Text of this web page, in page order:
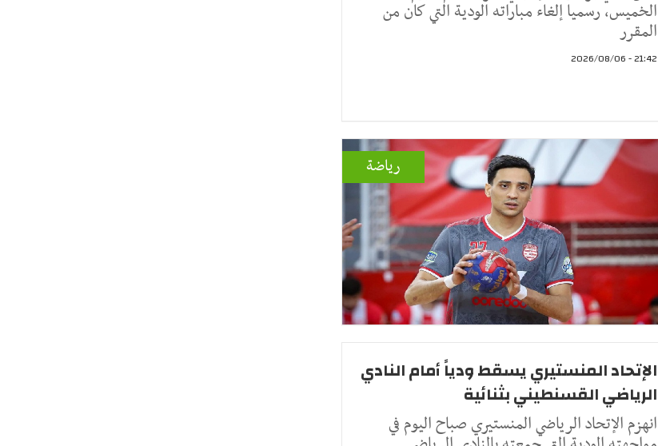
الخميس، رسميا إلغاء مباراته الودية التي كان من
المقرر
21:42 - 2026/08/06
رياضة
الإتحاد المنستيري يسقط ودياً أمام النادي
الرياضي القسنطيني بثنائية
انهزم الإتحاد الرياضي المنستيري صباح اليوم في